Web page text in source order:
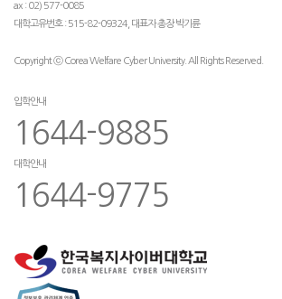
ax : 02) 577-0085
대학고유번호 : 515-82-09324, 대표자 총장 박기륜
Copyright ⓒ Corea Welfare Cyber University. All Rights Reserved.
입학안내
1644-9885
대학안내
1644-9775